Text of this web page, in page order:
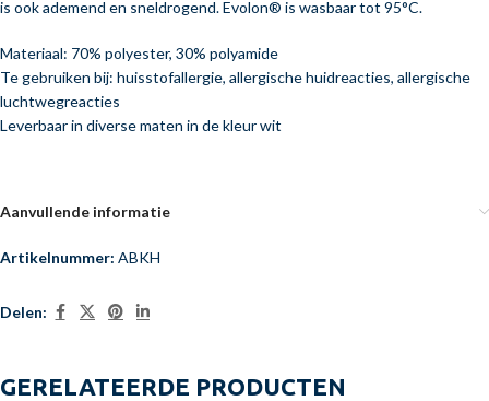
is ook ademend en sneldrogend. Evolon® is wasbaar tot 95°C.
Materiaal: 70% polyester, 30% polyamide
Te gebruiken bij: huisstofallergie, allergische huidreacties, allergische
luchtwegreacties
Leverbaar in diverse maten in de kleur wit
Aanvullende informatie
Artikelnummer: ABKH
Delen:
GERELATEERDE PRODUCTEN